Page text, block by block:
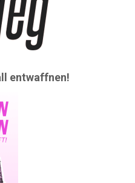
entwaffnen!